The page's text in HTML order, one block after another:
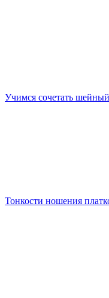
Учимся сочетать
Тонкости ношения